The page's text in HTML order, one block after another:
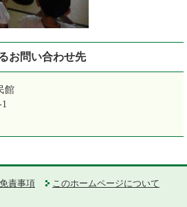
お問い合わせ先
館
免責事項
このホームページについて